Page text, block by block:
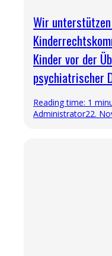
Wir
Kinder vor der
psychiatrischer
Reading time: 1
Administrator22.